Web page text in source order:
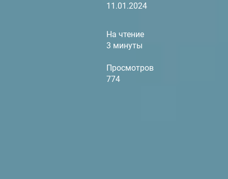
11.01.2024
На чтение
3 минуты
Просмотров
774